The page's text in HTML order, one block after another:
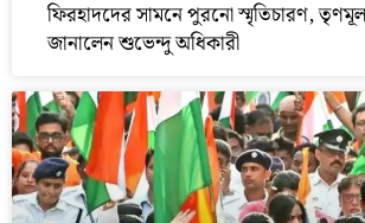
ফিরহাদদের সামনে পুরনো স্মৃতিচারণ,
জানালেন শুভেন্দু অধিকারী